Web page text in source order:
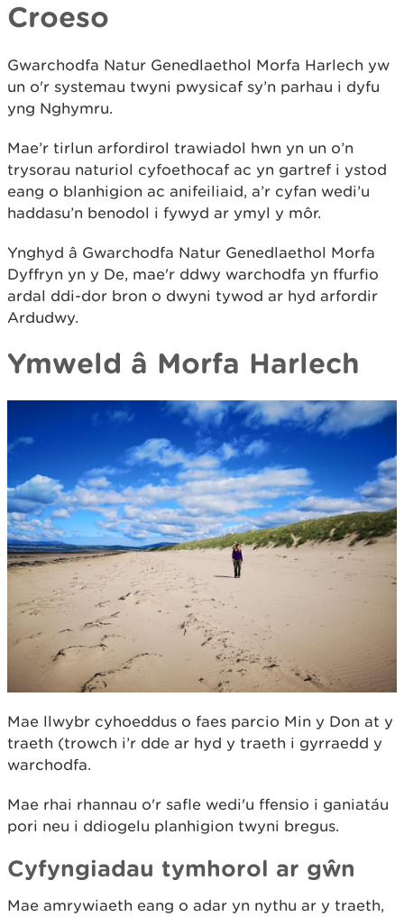
Croeso
Gwarchodfa Natur Genedlaethol Morfa Harlech yw
un o'r systemau twyni pwysicaf sy’n parhau i dyfu
yng Nghymru.
Mae’r tirlun arfordirol trawiadol hwn yn un o’n
trysorau naturiol cyfoethocaf ac yn gartref i ystod
eang o blanhigion ac anifeiliaid, a’r cyfan wedi’u
haddasu’n benodol i fywyd ar ymyl y môr.
Ynghyd â Gwarchodfa Natur Genedlaethol Morfa
Dyffryn yn y De, mae'r ddwy warchodfa yn ffurfio
ardal ddi-dor bron o dwyni tywod ar hyd arfordir
Ardudwy.
Ymweld â Morfa Harlech
Mae llwybr cyhoeddus o faes parcio Min y Don at y
traeth (trowch i’r dde ar hyd y traeth i gyrraedd y
warchodfa.
Mae rhai rhannau o'r safle wedi'u ffensio i ganiatáu
pori neu i ddiogelu planhigion twyni bregus.
Cyfyngiadau tymhorol ar gŵn
Mae amrywiaeth eang o adar yn nythu ar y traeth,